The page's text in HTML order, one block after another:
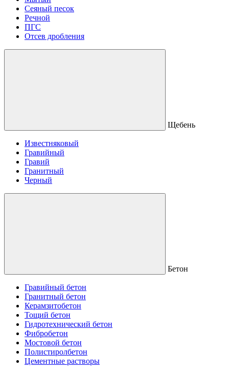
Сеяный песок
Речной
ПГС
Отсев дробления
Щебень
Известняковый
Гравийный
Гравий
Гранитный
Черный
Бетон
Гравийный бетон
Гранитный бетон
Керамзитобетон
Тощий бетон
Гидротехнический бетон
Фибробетон
Мостовой бетон
Полистиролбетон
Цементные растворы